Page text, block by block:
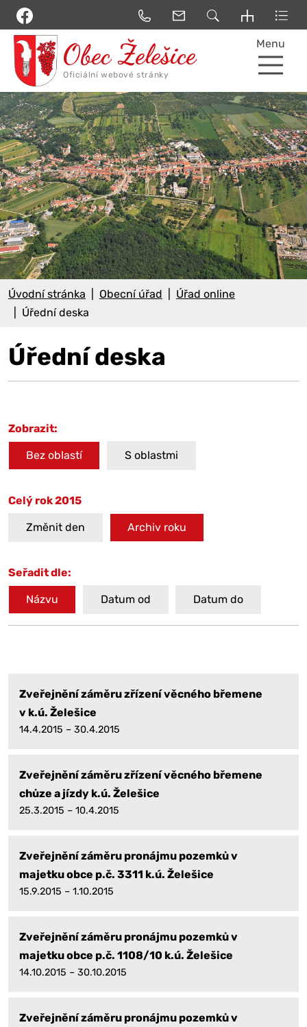
Menu
Úvodní stránka Obecní úřad
Úřad online
Úřední deska
Úřední deska
Zobrazit:
Bez oblastí S oblastmi
Celý rok 2015
Změnit den Archiv roku
Seřadit dle:
Názvu Datum od Datum do
Zveřejnění záměru zřízení věcného břemene
v k.ú. Želešice
14.4.2015 – 30.4.2015
Zveřejnění záměru zřízení věcného břemene
chůze a jízdy k.ú. Želešice
25.3.2015 – 10.4.2015
Zveřejnění záměru pronájmu pozemků v
majetku obce p.č. 3311 k.ú. Želešice
15.9.2015 – 1.10.2015
Zveřejnění záměru pronájmu pozemků v
majetku obce p.č. 1108/10 k.ú. Želešice
14.10.2015 – 30.10.2015
Zveřejnění záměru pronájmu pozemků v